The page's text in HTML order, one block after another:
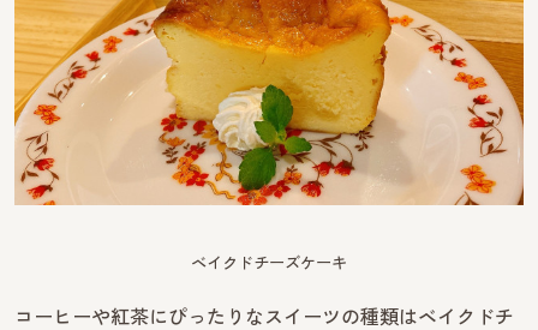
ベイクドチーズケーキ
コーヒーや紅茶にぴったりなスイーツの種類はベイクドチ